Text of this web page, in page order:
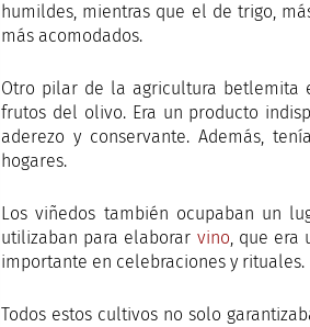
humildes, mientras que el de trigo,
más acomodados.
Otro pilar de la agricultura betlemita
frutos del olivo. Era un producto
aderezo y conservante. Además,
hogares.
Los viñedos también ocupaban un
utilizaban para elaborar vino, que era
importante en celebraciones y rituales.
Todos estos cultivos no solo